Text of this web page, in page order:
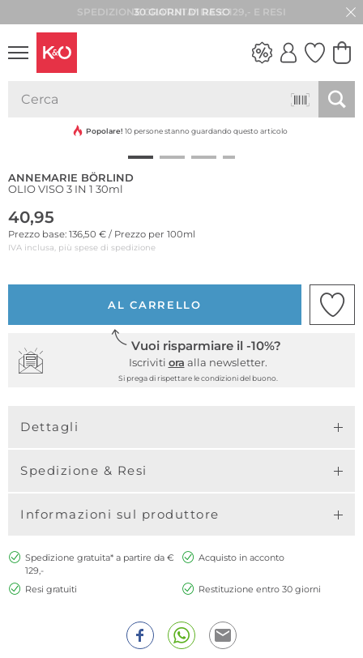
30 GIORNI DI RESO
VIBES
Sostenibile
Popolare! 10 persone stanno guardando questo articolo
ANNEMARIE BÖRLIND
OLIO VISO 3 IN 1 30ml
40,95
Prezzo base: 136,50 € / Prezzo per 100ml
IVA inclusa, più spese di spedizione
AL CARRELLO
Vuoi risparmiare il -10%?
Iscriviti ora alla newsletter.
Si prega di rispettare le condizioni del buono.
Dettagli
Spedizione & Resi
Informazioni sul produttore
Spedizione gratuita* a partire da €
129,-
Acquisto in acconto
Resi gratuiti Restituzione entro 30 giorni